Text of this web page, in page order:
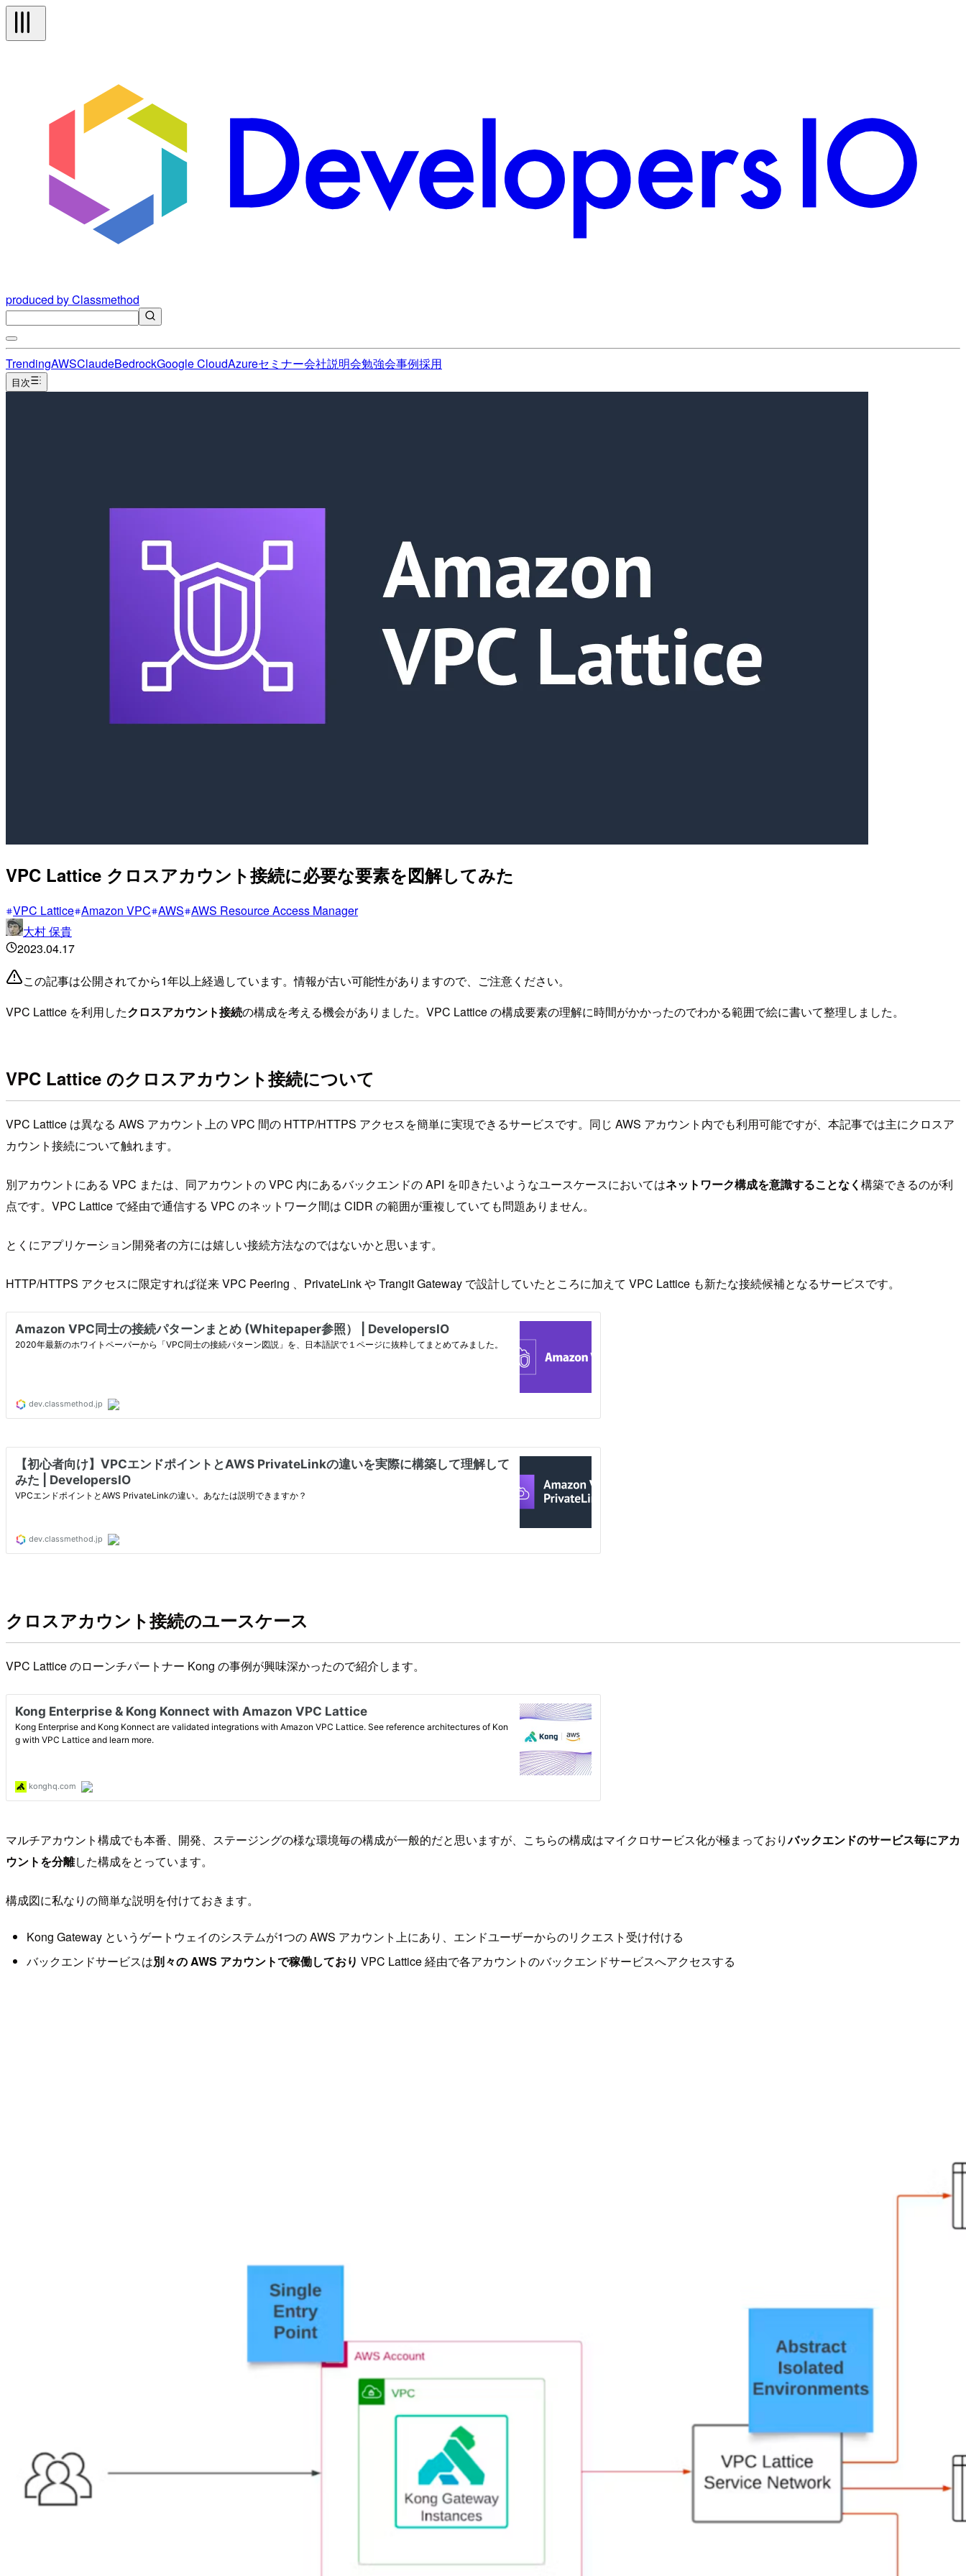
produced by Classmethod
TrendingAWSClaudeBedrockGoogle CloudAzureセミナー会社説明会勉強会事例採用
目次
VPC Lattice クロスアカウント接続に必要な要素を図解してみた
VPC Lattice Amazon VPC AWS AWS Resource Access Manager
大村 保貴
2023.04.17
この記事は公開されてから1年以上経過しています。情報が古い可能性がありますので、ご注意ください。
VPC Lattice を利用したクロスアカウント接続の構成を考える機会がありました。VPC Lattice の構成要素の理解に時間がかかったのでわかる範囲で絵に書いて整理しました。
VPC Lattice のクロスアカウント接続について
VPC Lattice は異なる AWS アカウント上の VPC 間の HTTP/HTTPS アクセスを簡単に実現できるサービスです。同じ AWS アカウント内でも利用可能ですが、本記事では主にクロスア
カウント接続について触れます。
別アカウントにある VPC または、同アカウントの VPC 内にあるバックエンドの API を叩きたいようなユースケースにおいてはネットワーク構成を意識することなく 構築できるのが利
点です。VPC Lattice で経由で通信する VPC のネットワーク間は CIDR の範囲が重複していても問題ありません。
とくにアプリケーション開発者の方には嬉しい接続方法なのではないかと思います。
HTTP/HTTPS アクセスに限定すれば従来 VPC Peering 、PrivateLink や Trangit Gateway で設計していたところに加えて VPC Lattice も新たな接続候補となるサービスです。
クロスアカウント接続のユースケース
VPC Lattice のローンチパートナー Kong の事例が興味深かったので紹介します。
マルチアカウント構成でも本番、開発、ステージングの様な環境毎の構成が一般的だと思いますが、こちらの構成はマイクロサービス化が極まっておりバックエンドのサービス毎にアカ
ウントを分離した構成をとっています。
構成図に私なりの簡単な説明を付けておきます。
Kong Gateway というゲートウェイのシステムが1つの AWS アカウント上にあり、エンドユーザーからのリクエスト受け付ける
バックエンドサービスは別々の AWS アカウントで稼働しており VPC Lattice 経由で各アカウントのバックエンドサービスへアクセスする